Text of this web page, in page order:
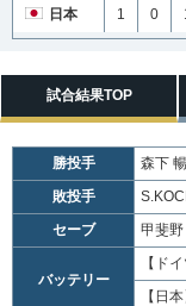
日本 1 0
試合結果TOP
勝投手
森下
敗投手
セーブ
甲斐野
バッテリー
【ドイ
【日本